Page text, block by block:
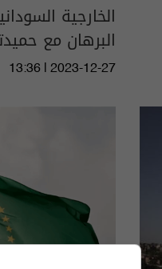
الخارجية
البرهان مع
13:36 | 2023-12-27